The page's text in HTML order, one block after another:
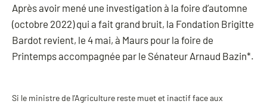
Après avoir mené une investigation à la foire d’automne
(octobre 2022) qui a fait grand bruit, la Fondation Brigitte
Bardot revient, le 4 mai, à Maurs pour la foire de
Printemps accompagnée par le Sénateur Arnaud Bazin*.
Si le ministre de l’Agriculture reste muet et inactif face aux